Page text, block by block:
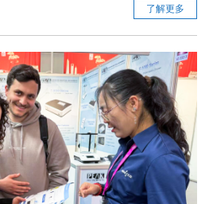
实了Janusz Pawliszyn教授与英诺德的深度合
了解更多